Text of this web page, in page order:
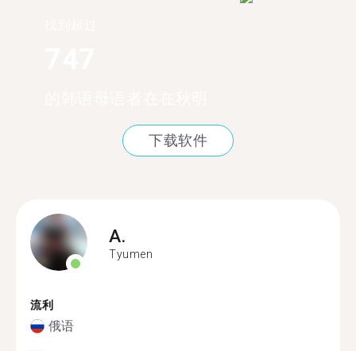
下载软件
A.
Tyumen
流利
俄语